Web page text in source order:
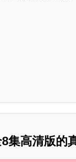
集高清版的